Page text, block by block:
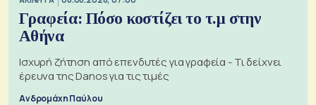
Γραφεία: Πόσο κοστίζει το τ.μ στην
Αθήνα
Ισχυρή ζήτηση από επενδυτές για γραφεία - Τι δείχνει
έρευνα της Danos για τις τιμές
Ανδρομάχη Παύλου